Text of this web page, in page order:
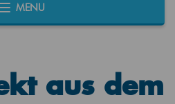
MENU
aus dem